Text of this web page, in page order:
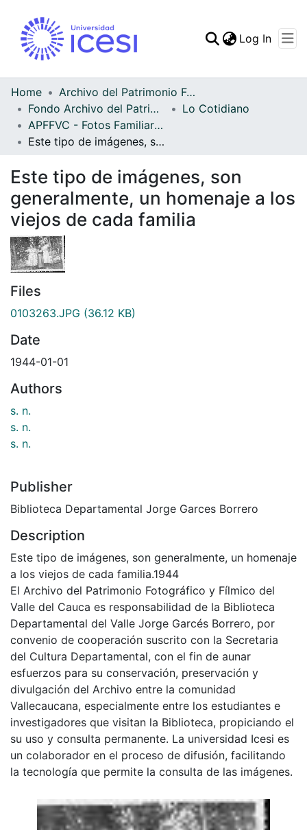
Statistics
Log In
Home
Archivo del Patrimonio Fotográfico y Fílmico del Valle del Cauca
Fondo Archivo del Patrimonio Fotográfico y Fílmico del Valle del Cauca
Lo Cotidiano
APFFVC - Fotos Familiares - Patrimonial
Este tipo de imágenes, son generalmente, un homenaje a los viejos de cada familia
Este tipo de imágenes, son
generalmente, un homenaje a los
viejos de cada familia
Files
0103263.JPG (36.12 KB)
Date
1944-01-01
Authors
s. n.
s. n.
s. n.
Publisher
Biblioteca Departamental Jorge Garces Borrero
Description
Este tipo de imágenes, son generalmente, un homenaje
a los viejos de cada familia.1944
El Archivo del Patrimonio Fotográfico y Fílmico del
Valle del Cauca es responsabilidad de la Biblioteca
Departamental del Valle Jorge Garcés Borrero, por
convenio de cooperación suscrito con la Secretaria
del Cultura Departamental, con el fin de aunar
esfuerzos para su conservación, preservación y
divulgación del Archivo entre la comunidad
Vallecaucana, especialmente entre los estudiantes e
investigadores que visitan la Biblioteca, propiciando el
su uso y consulta permanente. La universidad Icesi es
un colaborador en el proceso de difusión, facilitando
la tecnología que permite la consulta de las imágenes.